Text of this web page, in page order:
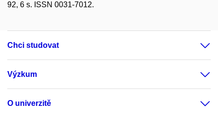
92, 6 s. ISSN 0031-7012.
Chci studovat
Výzkum
O univerzitě